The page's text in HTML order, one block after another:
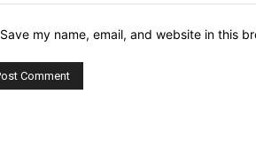
Save my name, email, and website in this